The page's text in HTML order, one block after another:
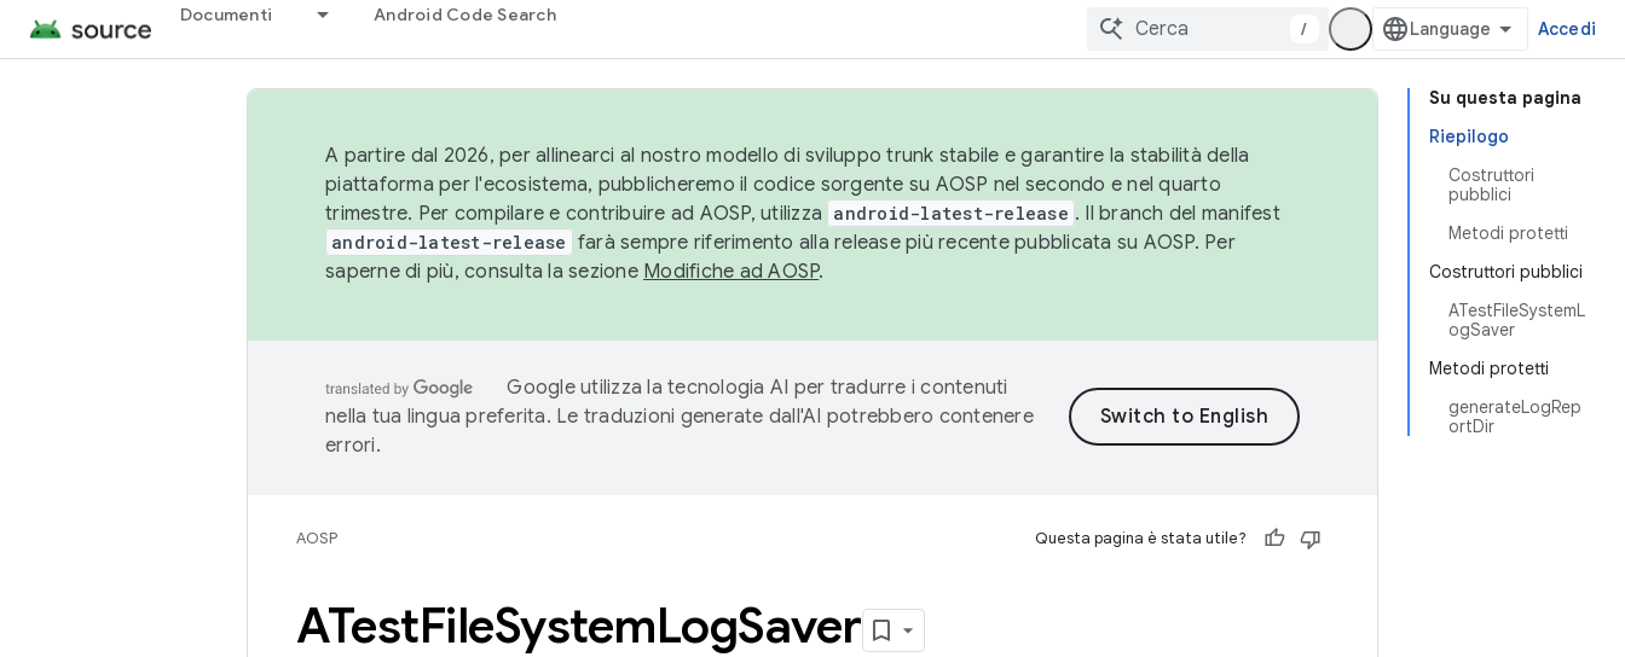
Documenti Android Code Search
/ Accedi
Su questa pagina
Riepilogo
Costruttori
pubblici
Metodi protetti
Costruttori pubblici
ATestFileSystemL
ogSaver
Metodi protetti
generateLogRep
ortDir
A partire dal 2026, per allinearci al nostro modello di sviluppo trunk stabile e garantire la stabilità della
piattaforma per l'ecosistema, pubblicheremo il codice sorgente su AOSP nel secondo e nel quarto
trimestre. Per compilare e contribuire ad AOSP, utilizza android-latest-release . Il branch del manifest
android-latest-release farà sempre riferimento alla release più recente pubblicata su AOSP. Per
saperne di più, consulta la sezione Modifiche ad AOSP.
Google utilizza la tecnologia AI per tradurre i contenuti
nella tua lingua preferita. Le traduzioni generate dall'AI potrebbero contenere
errori.
AOSP Questa pagina è stata utile?
ATestFileSystemLogSaver